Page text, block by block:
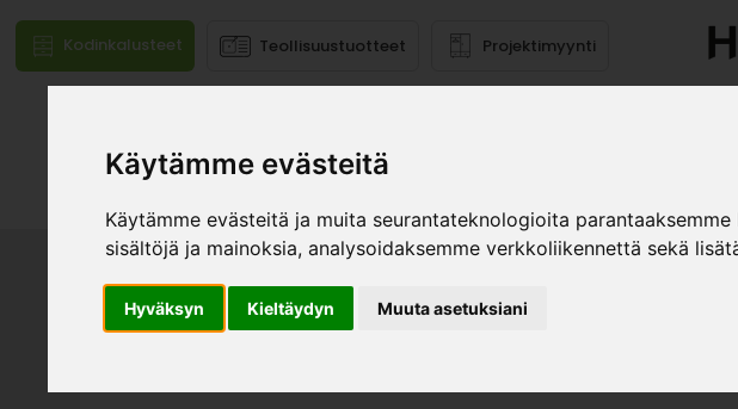
Käytämme evästeitä
Käytämme evästeitä ja muita seurantateknologioita
sisältöjä ja mainoksia, analysoidaksemme verkkoliikennettä sekä
Hyväksyn Kieltäydyn Muuta asetuksiani
Kodinkalusteet Teollisuustuotteet Projektimyynti
Mallistot